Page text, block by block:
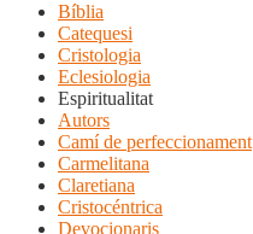
Bíblia
Catequesi
Cristologia
Eclesiologia
Espiritualitat
Autors
Camí de perfeccionament
Carmelitana
Claretiana
Cristocéntrica
Devocionaris